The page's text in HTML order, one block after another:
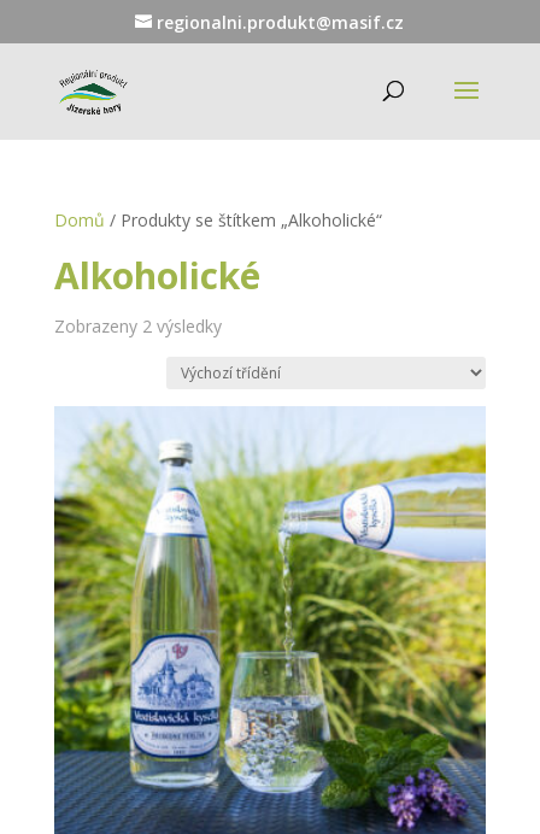
regionalni.produkt@masif.cz
Domů / Produkty se štítkem „Alkoholické“
Alkoholické
Zobrazeny 2 výsledky